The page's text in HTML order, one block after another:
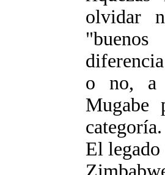
olvidar
o no, a
Mugabe
categoría.
El legado